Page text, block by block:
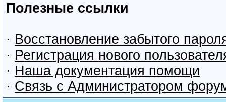
Полезные ссылки
· Восстановление забытого
· Регистрация нового
· Наша документация помощи
· Связь с Администратором